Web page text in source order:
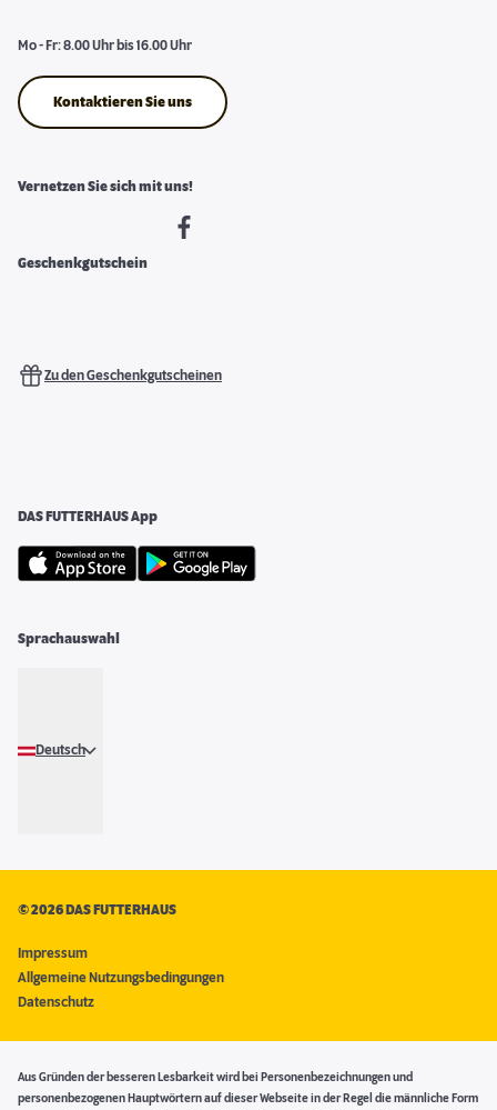
Mo - Fr: 8.00 Uhr bis 16.00 Uhr
Kontaktieren Sie uns
Vernetzen Sie sich mit uns!
Geschenkgutschein
Zu den Geschenkgutscheinen
DAS FUTTERHAUS App
Sprachauswahl
Deutsch
©2026 DAS FUTTERHAUS
Impressum
Allgemeine Nutzungsbedingungen
Datenschutz
Aus Gründen der besseren Lesbarkeit wird bei Personenbezeichnungen und
personenbezogenen Hauptwörtern auf dieser Webseite in der Regel die männliche Form